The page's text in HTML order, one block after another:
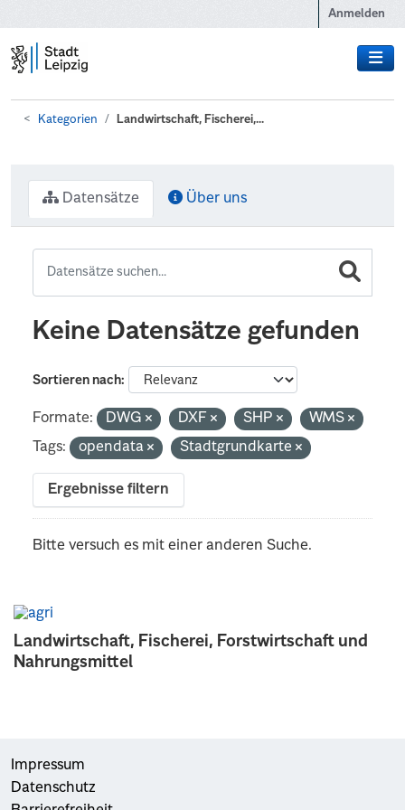
Anmelden
Kategorien Landwirtschaft, Fischerei,...
Landwirtschaft, Fischerei, Forstwirtschaft und
Nahrungsmittel
Datensätze Über uns
Keine Datensätze gefunden
Sortieren nach
Formate: DWG DXF SHP
WMS
Tags:
opendata Stadtgrundkarte
Ergebnisse filtern
Bitte versuch es mit einer anderen Suche.
Impressum
Datenschutz